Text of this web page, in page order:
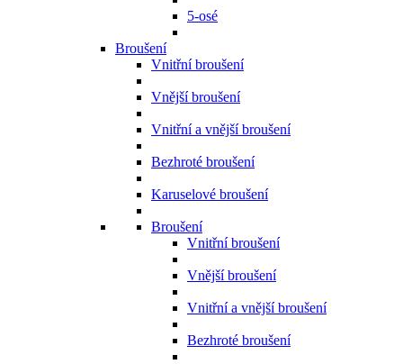
5-osé
Broušení
Vnitřní broušení
Vnější broušení
Vnitřní a vnější broušení
Bezhroté broušení
Karuselové broušení
Broušení
Vnitřní broušení
Vnější broušení
Vnitřní a vnější broušení
Bezhroté broušení